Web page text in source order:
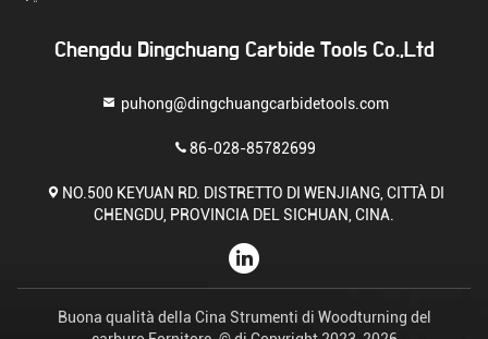
Chengdu Dingchuang Carbide Tools Co.,Ltd
puhong@dingchuangcarbidetools.com
86-028-85782699
NO.500 KEYUAN RD. DISTRETTO DI WENJIANG, CITTÀ DI
CHENGDU, PROVINCIA DEL SICHUAN, CINA.
Buona qualità della Cina Strumenti di Woodturning del